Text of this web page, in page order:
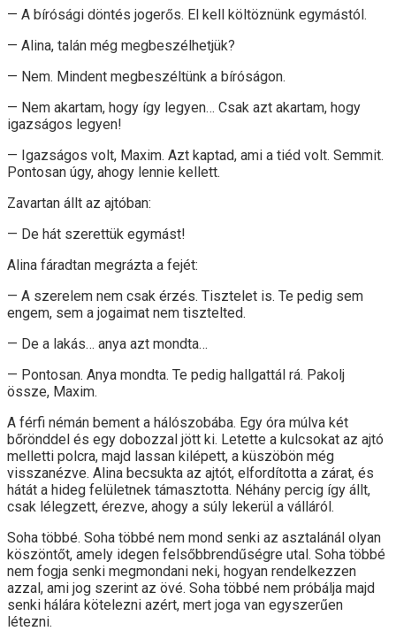
— A bírósági döntés jogerős. El kell költöznünk egymástól.
— Alina, talán még megbeszélhetjük?
— Nem. Mindent megbeszéltünk a bíróságon.
— Nem akartam, hogy így legyen… Csak azt akartam, hogy
igazságos legyen!
— Igazságos volt, Maxim. Azt kaptad, ami a tiéd volt. Semmit.
Pontosan úgy, ahogy lennie kellett.
Zavartan állt az ajtóban:
— De hát szerettük egymást!
Alina fáradtan megrázta a fejét:
— A szerelem nem csak érzés. Tisztelet is. Te pedig sem
engem, sem a jogaimat nem tisztelted.
— De a lakás… anya azt mondta…
— Pontosan. Anya mondta. Te pedig hallgattál rá. Pakolj
össze, Maxim.
A férfi némán bement a hálószobába. Egy óra múlva két
bőrönddel és egy dobozzal jött ki. Letette a kulcsokat az ajtó
melletti polcra, majd lassan kilépett, a küszöbön még
visszanézve. Alina becsukta az ajtót, elfordította a zárat, és
hátát a hideg felületnek támasztotta. Néhány percig így állt,
csak lélegzett, érezve, ahogy a súly lekerül a válláról.
Soha többé. Soha többé nem mond senki az asztalánál olyan
köszöntőt, amely idegen felsőbbrendűségre utal. Soha többé
nem fogja senki megmondani neki, hogyan rendelkezzen
azzal, ami jog szerint az övé. Soha többé nem próbálja majd
senki hálára kötelezni azért, mert joga van egyszerűen
létezni.